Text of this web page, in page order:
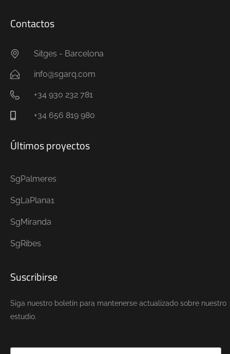
Contactos
Sitges - Barcelona
info@sgarq.com
+34 930 232 781
+34 656 819 980
Últimos proyectos
SgPalmeres
SgLaPlana1
SgMiranda
SgRibes
Suscribirse
Siga nuestro boletín para mantenerse actualizado sobre nuestro
estudio.